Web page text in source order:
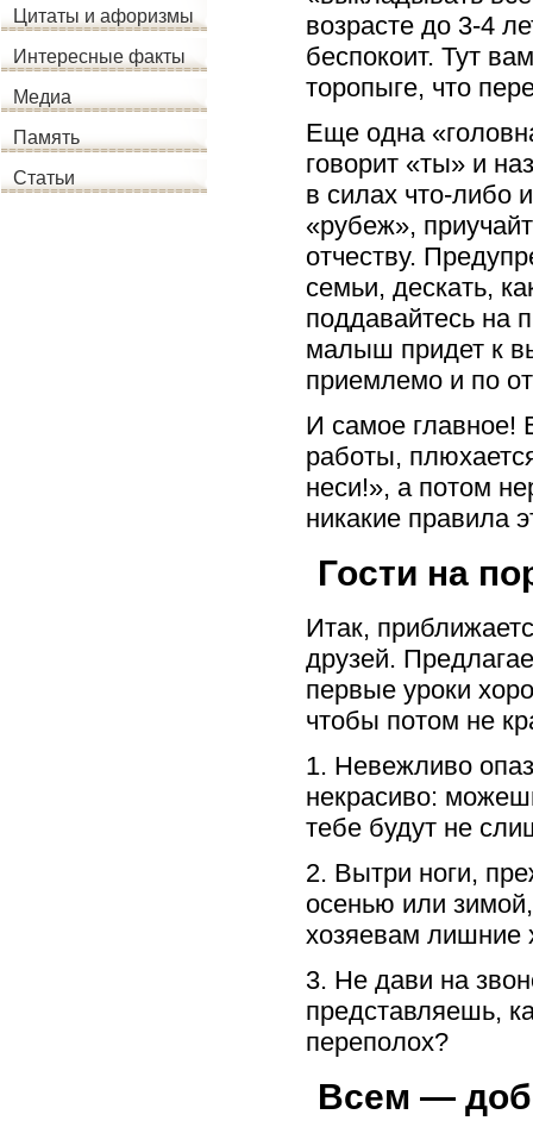
Цитаты и афоризмы
Интересные факты
Медиа
Память
Статьи
возрасте до 3-4
беспокоит. Тут
торопыге, что
Еще одна
говорит «ты» и
в силах что-либо
«рубеж»,
отчеству.
семьи, дескать,
поддавайтесь на
малыш придет к
приемлемо и по
И самое главное!
работы,
неси!», а потом
никакие правила
Гости на
Итак,
друзей.
первые уроки
чтобы потом не
1. Невежливо
некрасиво:
тебе будут не
2. Вытри ноги,
осенью или
хозяевам лишние
3. Не дави на
представляешь,
переполох?
Всем —